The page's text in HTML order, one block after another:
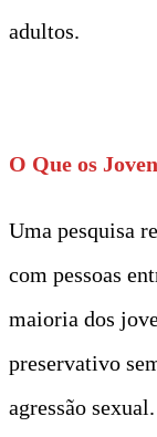
adultos.
O Que os
Uma pesquisa
com pessoas
maioria dos
preservativo
agressão